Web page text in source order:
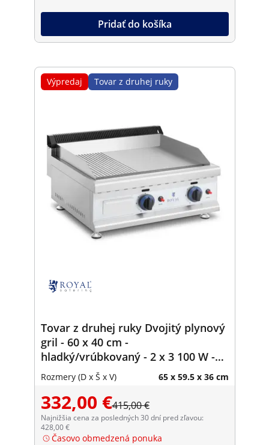
Pridať do košíka
Výpredaj Tovar z druhej ruky
Tovar z druhej ruky Dvojitý plynový
gril - 60 x 40 cm -
hladký/vrúbkovaný - 2 x 3 100 W -
zemný plyn - 20 mbar
Rozmery (D x Š x V) 65 x 59.5 x 36 cm
332,00 €415,00 €
Najnižšia cena za posledných 30 dní pred zľavou:
428,00 €
Časovo obmedzená ponuka